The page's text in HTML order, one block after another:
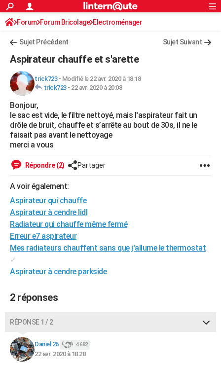
ACTUALITÉS
Politique
Société
Faits Divers
Education
Monde
Villes
+
FINANCE
Retraite
Impôts
Epargne
Immobilier
Risques naturels par ville
Banque
Assurance
Crédit
AUTO
Essais
Réserver un essai
Citadines
Berlines
SUV
Forum auto
+HIGH-TECH
Mobiles
Meilleur smartphone
Internet
Ordinateurs
Jeux vidéo
Guide high-tech
+BRICOLAGE
Forum
Aménagement intérieur
Extérieur
Cuisine
Salle de bains
Jardinage
Rangement
Guides de France
Escapades
Patrimoine
Expositions
Musées
Week-end nature
Art de vivre
Bien-être
Loisirs
Mode
Modes de vie
Alimentation
Guide de la santé
Maladies
Médicaments
Sommeil
VOYAGE
Voyage nature
Voyage de noces
PHOTO
GUIDES D'ACHAT
BONS PLANS
CARTE DE VOEUX
COPAINS D'AVANT
S'inscrire
Connexion
Forum Forum Bricolage Electroménager
Sujet Précédent Sujet Suivant
Aspirateur chauffe et s'arette
trick723- Modifié le 22 avr. 2020 à 18:18
trick723- 22 avr. 2020 à 20:08
Bonjour,
le sac est vide, le filtre nettoyé, mais l'aspirateur fait un
drôle de bruit, chauffe et s’arrête au bout de 30s, il ne le
faisait pas avant le nettoyage
merci a vous
Répondre (2) Partager
A voir également:
Aspirateur qui chauffe
Aspirateur à cendre lidl
Radiateur qui chauffe même fermé
Erreur e7 aspirateur
Mes radiateurs chauffent sans que j'allume le thermostat
✓
Aspirateur à cendre parkside
2 réponses
RÉPONSE 1 / 2
Daniel 26 4 682
22 avr. 2020 à 18:28